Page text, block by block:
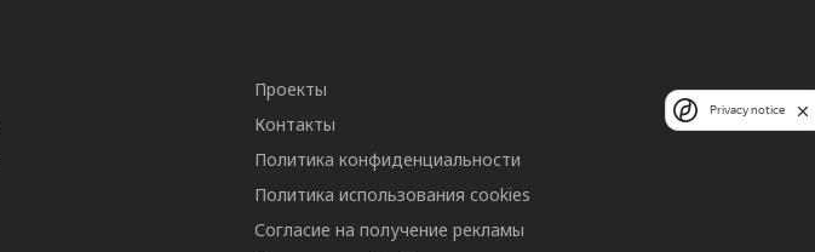
Проекты
Контакты
Политика конфиденциальности
Политика использования cookies
Согласие на получение рекламы
Privacy notice